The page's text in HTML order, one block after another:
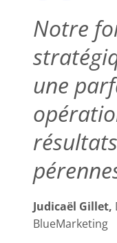
Notre
une
Judicaël Gillet,
BlueMarketing